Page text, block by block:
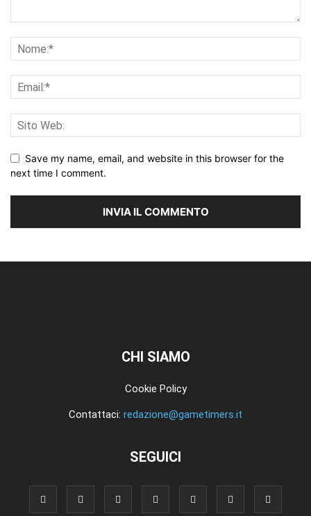
Save my name, email, and website in this browser for the
next time I comment.
CHI SIAMO
Cookie Policy
Contattaci: redazione@gametimers.it
SEGUICI